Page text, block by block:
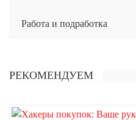
Работа и подработка
РЕКОМЕНДУЕМ